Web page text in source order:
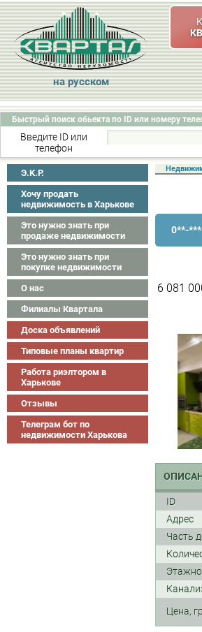
на русском
Быстрый поиск обьекта по ID или номеру
Введите ID или
телефон
Э.K.P.
Хочу продать
недвижимость в Харькове
Это нужно знать при
продаже недвижимости
Это нужно знать при
покупке недвижимости
О нас
Филиалы Квартала
Доска объявлений
Типовые планы квартир
Работа риэлтором в
Харькове
Отзывы
Телеграм бот по
недвижимости Харькова
0**-
6 081
ID
Адрес
Часть
Цена,